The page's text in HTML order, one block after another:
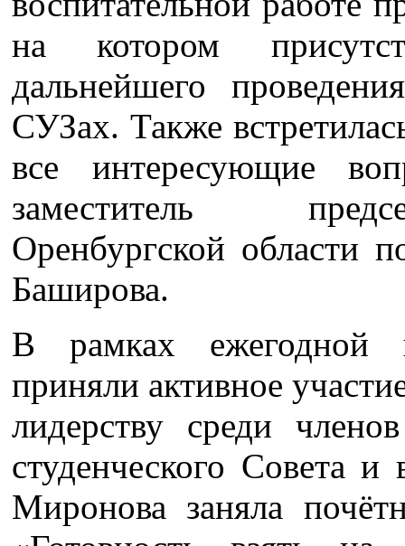
на котором
дальнейшего
СУЗах. Также
все интересующие
заместитель
Оренбургской области
Баширова.
В рамках
приняли активное
лидерству среди
студенческого Совета
Миронова заняла